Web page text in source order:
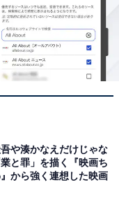
れた日に展望台か
の自然は手付かず
できないため、よ
ます。
ーが神秘的で綺麗
見せるなど、訪れ
」（40代男性／大
が圧倒的だからで
や湊かなえだけじゃな
と罪」を描く『映画ち
から強く連想した映画